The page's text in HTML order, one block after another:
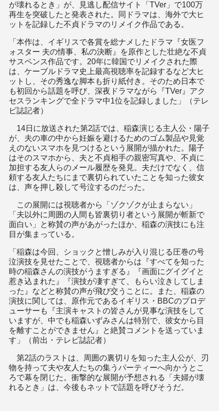
が壊れるとき」が、見逃し配信サイト「TVer」で100万
再生を突破したと発表された。同ドラマは、海外で大ヒ
ットを記録した不貞ドラマのリメイク作品である。
「本作は、イギリスで各賞を総ナメしたドラマ『女医フ
ォスター 夫の情事、私の決断』を原作とした壮絶な不貞
サスペンス作品です。20年に韓国でリメイクされた際
は、ケーブルドラマ史上最高視聴率を記録するなど大ヒ
ットし、その秀逸な脚本も折り紙付き。そのため日本で
も初回から話題を呼び、深夜ドラマながら『TVer』アク
セスランキングで全ドラマ中1位を記録しました」（テレ
ビ誌記者）
14日に放送された第2話では、稲森演じる主人公・陽子
が、夫の車の中から妊娠を避けるためのゴム製品や見覚
えのないスマホを見つけるという展開が描かれた。陽子
はそのスマホから、夫と不貞相手の親密写真や、不貞に
加担する友人らのメール履歴を発見。夫だけでなく、信
頼する友人たちにまで裏切られていたことを知った彼女
は、声を押し殺して号泣するのだった。
この展開には視聴者から「ゾクゾクが止まらない」
「夫以外に周囲の人間も皆裏切り者という展開が斬新で
面白い」と称賛の声があがったほか、稲森の演技にも注
目が集まっている。
「稲森は今回、ショックと憎しみが入り混じる圧巻の号
泣演技を見せたことで、視聴者からは『すべてを知った
時の稲森さんの演技がうますぎる』『画面にグイグイと
惹き込まれた』『演技が凄すぎて、もらい泣きしてしま
った』などと称賛の声が飛び交うことに。また、稲森の
演技に関しては、原作元であるイギリス・BBCのプロデ
ューサーも『主演キャストの皆さんが見事な演技をして
いますが、中でも稲森いずみさんは特別で、彼女から目
を離すことができません』と絶賛コメントを送っていま
す」（前出・テレビ誌記者）
第2話のラストは、周囲の裏切りを知った主人公が、刃
物を持って夫や友人たちの集うパーティーへ向かうとこ
ろで幕を閉じた。衝撃的な展開が予想される「夫婦が壊
れるとき」は、今後もネットで話題を呼びそうだ。